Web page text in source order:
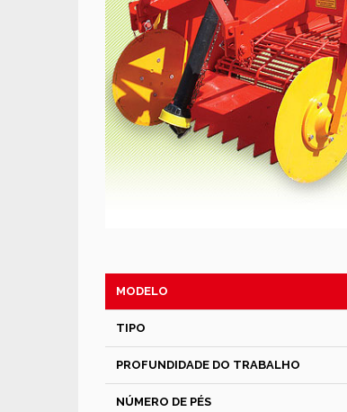
MODELO
TIPO
PROFUNDIDADE DO TRABALHO
NÚMERO DE PÉS